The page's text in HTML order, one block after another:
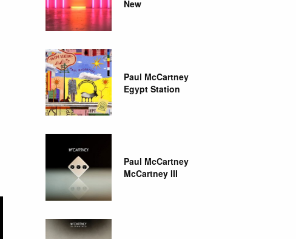
New
Paul McCartney
Egypt Station
Paul McCartney
McCartney III